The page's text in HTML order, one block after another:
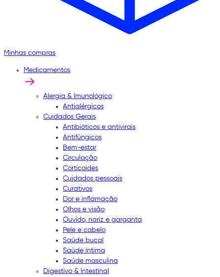
Minhas compras
Medicamentos
Alergia & Imunológico
Antialérgicos
Cuidados Gerais
Antibióticos e antivirais
Antifúngicos
Bem-estar
Circulação
Corticoides
Cuidados pessoais
Curativos
Dor e inflamação
Olhos e visão
Ouvido, nariz e garganta
Pele e cabelo
Saúde bucal
Saúde íntima
Saúde masculina
Digestivo & Intestinal